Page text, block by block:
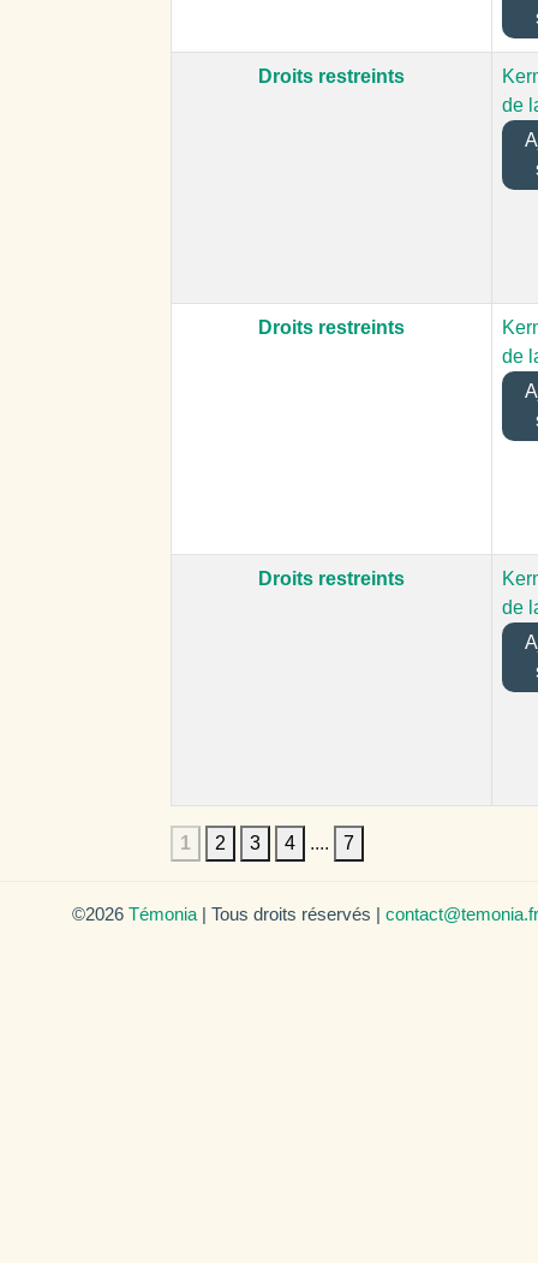
Droits restreints
de
Droits restreints
de
Droits restreints
de
1 2 3 4 .... 7
©2026 Témonia | Tous droits réservés | contact@temonia.fr